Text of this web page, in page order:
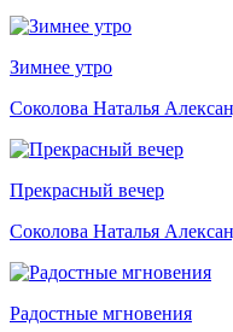
Зимнее утро
Соколова Наталья
Прекрасный вечер
Соколова Наталья
Радостные мгновения